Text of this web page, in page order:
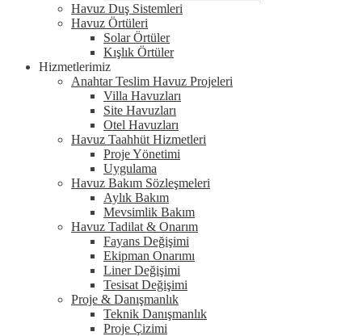
Havuz Duş Sistemleri
Havuz Örtüleri
Solar Örtüler
Kışlık Örtüler
Hizmetlerimiz
Anahtar Teslim Havuz Projeleri
Villa Havuzları
Site Havuzları
Otel Havuzları
Havuz Taahhüt Hizmetleri
Proje Yönetimi
Uygulama
Havuz Bakım Sözleşmeleri
Aylık Bakım
Mevsimlik Bakım
Havuz Tadilat & Onarım
Fayans Değişimi
Ekipman Onarımı
Liner Değişimi
Tesisat Değişimi
Proje & Danışmanlık
Teknik Danışmanlık
Proje Çizimi